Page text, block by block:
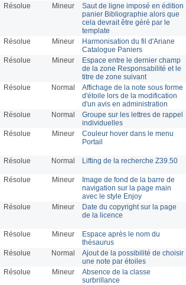
Résolue Mineur
Saut de ligne imposé en édition
panier Bibliographie alors que
cela devrait être géré par le
template
Résolue Mineur
Harmonisation du fil d'Ariane
Catalogue Paniers
Résolue Mineur
Espace entre le dernier champ
de la zone Responsabilité et le
titre de zone suivant
Résolue Normal
Affichage de la note sous forme
d'étoile lors de la modification
d'un avis en administration
Résolue Normal
Groupe sur les lettres de rappel
individuelles
Résolue Mineur
Couleur hover dans le menu
Portail
Résolue Normal Lifting de la recherche Z39.50
Résolue Mineur
Image de fond de la barre de
navigation sur la page main
avec le style Enjoy
Résolue Mineur
Date du copyright sur la page
de la licence
Résolue Mineur
Espace après le nom du
thésaurus
Résolue Normal
Ajout de la possibilité de choisir
une note par étoiles
Résolue Mineur
Absence de la classe
surbrillance